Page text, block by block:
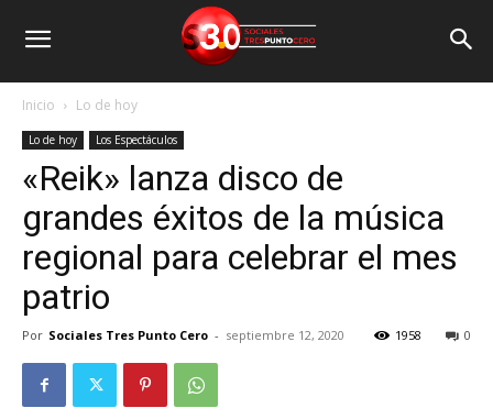
Inicio Lo de hoy
Lo de hoy Los Espectáculos
«Reik» lanza disco de
grandes éxitos de la música
regional para celebrar el mes
patrio
Por Sociales Tres Punto Cero - septiembre 12, 2020 0
1958